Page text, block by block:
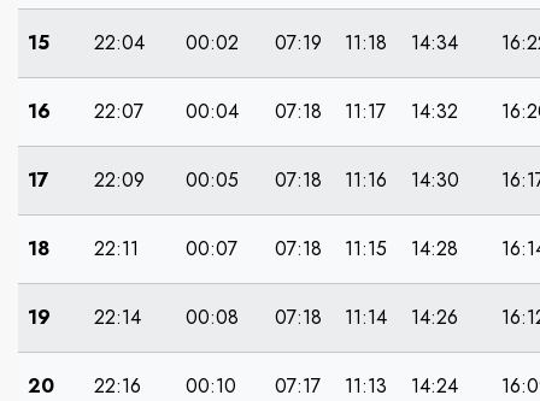
15 22:04 00:02 07:19 11:18 14:34
16 22:07 00:04 07:18 11:17 14:32
17 22:09 00:05 07:18 11:16 14:30
18 22:11 00:07 07:18 11:15 14:28
19 22:14 00:08 07:18 11:14 14:26
20 22:16 00:10 07:17 11:13 14:24